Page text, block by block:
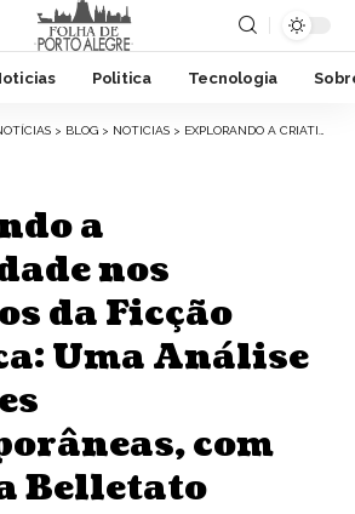
Politica Tecnologia
> BLOG > NOTICIAS > EXPLORANDO A CRIATIVIDADE NOS UNIVERSOS DA FICÇÃO CIENTÍFICA: UMA ANÁLISE DAS SÉRIES CONTEMPORÂNEAS, COM NATHALIA BELLETATO
a
nos
da Ficção
Uma Análise
com
Belletato